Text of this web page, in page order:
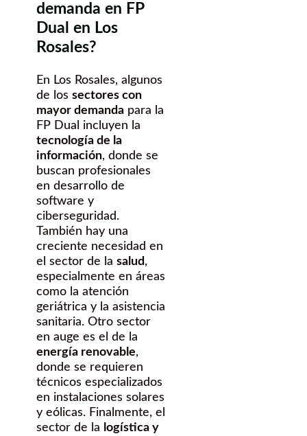
demanda en FP
Dual en Los
Rosales?
En Los Rosales, algunos
de los sectores con
mayor demanda para la
FP Dual incluyen la
tecnología de la
información, donde se
buscan profesionales
en desarrollo de
software y
ciberseguridad.
También hay una
creciente necesidad en
el sector de la salud,
especialmente en áreas
como la atención
geriátrica y la asistencia
sanitaria. Otro sector
en auge es el de la
energía renovable,
donde se requieren
técnicos especializados
en instalaciones solares
y eólicas. Finalmente, el
sector de la logística y